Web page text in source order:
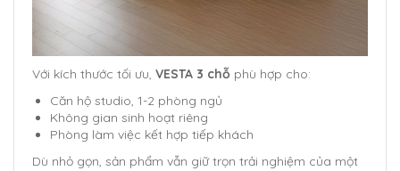
Với kích thước tối ưu, VESTA 3 chỗ phù hợp cho:
Căn hộ studio, 1-2 phòng ngủ
Không gian sinh hoạt riêng
Phòng làm việc kết hợp tiếp khách
Dù nhỏ gọn, sản phẩm vẫn giữ trọn trải nghiệm của một